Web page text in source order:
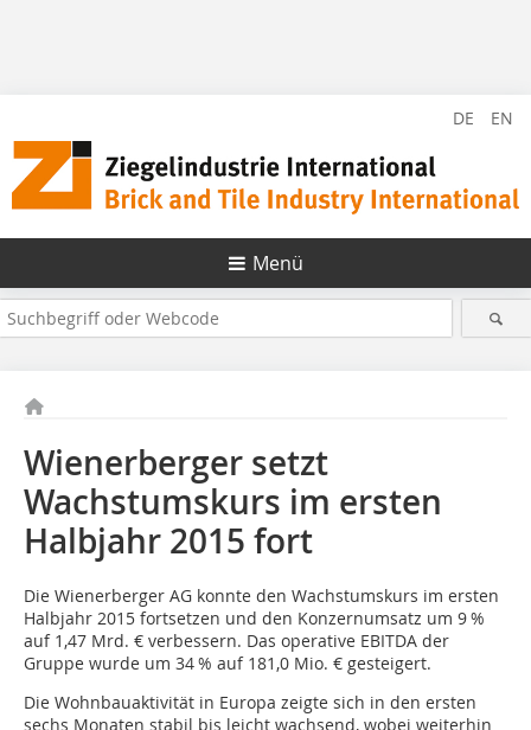
DE EN
Menü
Wienerberger setzt
Wachstumskurs im ersten
Halbjahr 2015 fort
Die Wienerberger AG konnte den Wachstumskurs im ersten
Halbjahr 2015 fortsetzen und den Konzernumsatz um 9 %
auf 1,47 Mrd. € verbessern. Das operative EBITDA der
Gruppe wurde um 34 % auf 181,0 Mio. € gesteigert.
Die Wohnbauaktivität in Europa zeigte sich in den ersten
sechs Monaten stabil bis leicht wachsend, wobei weiterhin